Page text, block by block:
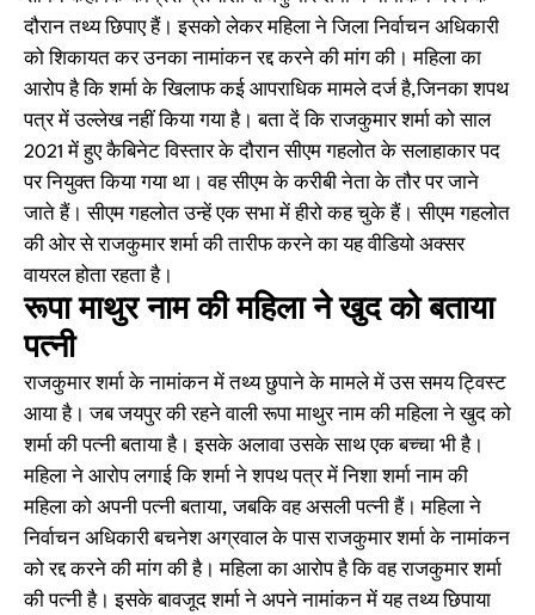
दौरान तथ्य छिपाए हैं। इसको लेकर महिला ने जिला निर्वाचन अधिकारी
को शिकायत कर उनका नामांकन रद्द करने की मांग की। महिला का
आरोप है कि शर्मा के खिलाफ कई आपराधिक मामले दर्ज है,जिनका शपथ
पत्र में उल्लेख नहीं किया गया है। बता दें कि राजकुमार शर्मा को साल
2021 में हुए कैबिनेट विस्तार के दौरान सीएम गहलोत के सलाहाकार पद
पर नियुक्त किया गया था। वह सीएम के करीबी नेता के तौर पर जाने
जाते हैं। सीएम गहलोत उन्हें एक सभा में हीरो कह चुके हैं। सीएम गहलोत
की ओर से राजकुमार शर्मा की तारीफ करने का यह वीडियो अक्सर
वायरल होता रहता है।
रूपा माथुर नाम की महिला ने खुद को बताया
पत्नी
राजकुमार शर्मा के नामांकन में तथ्य छुपाने के मामले में उस समय ट्विस्ट
आया है। जब जयपुर की रहने वाली रूपा माथुर नाम की महिला ने खुद को
शर्मा की पत्नी बताया है। इसके अलावा उसके साथ एक बच्चा भी है।
महिला ने आरोप लगाई कि शर्मा ने शपथ पत्र में निशा शर्मा नाम की
महिला को अपनी पत्नी बताया, जबकि वह असली पत्नी हैं। महिला ने
निर्वाचन अधिकारी बचनेश अग्रवाल के पास राजकुमार शर्मा के नामांकन
को रद्द करने की मांग की है। महिला का आरोप है कि वह राजकुमार शर्मा
की पत्नी है। इसके बावजूद शर्मा ने अपने नामांकन में यह तथ्य छिपाया